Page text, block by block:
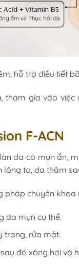
hỗ trợ điều tiết
gia vào việc
F-ACN
da có mụn ẩn,
lông to, da thâm
chuyên khoa
da mụn cụ thể.
trang, rửa mặt.
đó xông hơi và